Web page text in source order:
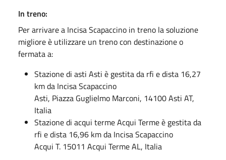
In treno:
Per arrivare a Incisa Scapaccino in treno la soluzione
migliore è utilizzare un treno con destinazione o
fermata a:
Stazione di asti Asti è gestita da rfi e dista 16,27
km da Incisa Scapaccino
Asti, Piazza Guglielmo Marconi, 14100 Asti AT,
Italia
Stazione di acqui terme Acqui Terme è gestita da
rfi e dista 16,96 km da Incisa Scapaccino
Acqui T. 15011 Acqui Terme AL, Italia